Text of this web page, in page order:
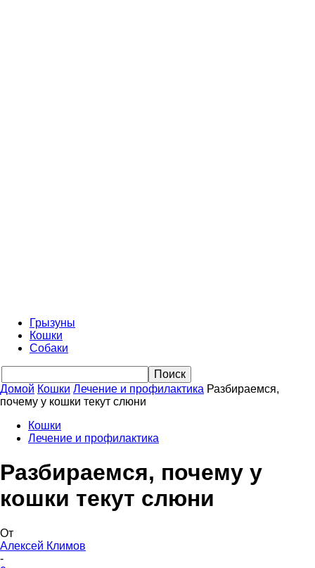
Грызуны
Кошки
Собаки
Домой Кошки Лечение и профилактика Разбираемся,
почему у кошки текут слюни
Кошки
Лечение и профилактика
Разбираемся, почему у
кошки текут слюни
От
Алексей Климов
-